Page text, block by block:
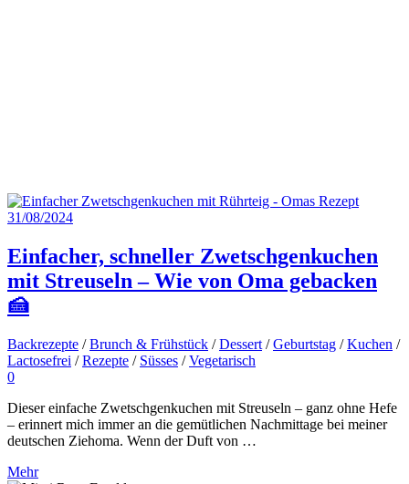
31/08/2024
Einfacher, schneller Zwetschgenkuchen
mit Streuseln – Wie von Oma gebacken
🍰
Backrezepte /Brunch & Frühstück /Dessert /Geburtstag /Kuchen /
Lactosefrei /Rezepte / Süsses /Vegetarisch
0
Dieser einfache Zwetschgenkuchen mit Streuseln – ganz ohne Hefe
– erinnert mich immer an die gemütlichen Nachmittage bei meiner
deutschen Ziehoma. Wenn der Duft von …
Mehr